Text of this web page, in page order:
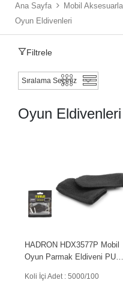
Ana Sayfa Mobil
Oyun Eldivenleri
Filtrele
Oyun Eldivenleri
HADRON HDX3577P Mobil
Oyun Parmak Eldiveni PUBG
Ekran Uyumlu Siyah
Koli İçi Adet : 5000/100